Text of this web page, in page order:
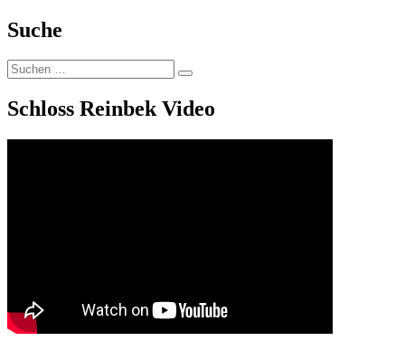
Suche
Suchen
nach:
Suchen
Schloss Reinbek Video